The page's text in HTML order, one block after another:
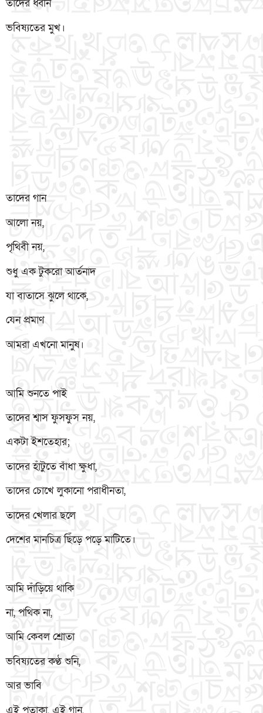
তাদের ধ্বনি
ভবিষ্যতের মুখ।
তাদের গান
আলো নয়,
পৃথিবী নয়,
শুধু এক টুকরো আর্তনাদ
যা বাতাসে ঝুলে থাকে,
যেন প্রমাণ
আমরা এখনো মানুষ।
আমি শুনতে পাই
তাদের শ্বাস ফুসফুস নয়,
একটা ইশতেহার;
তাদের হাঁটুতে বাঁধা ক্ষুধা,
তাদের চোখে লুকানো পরাধীনতা,
তাদের খেলার ছলে
দেশের মানচিত্র ছিঁড়ে পড়ে মাটিতে।
আমি দাঁড়িয়ে থাকি
না, পথিক না,
আমি কেবল শ্রোতা
ভবিষ্যতের কণ্ঠ শুনি,
আর ভাবি
এই পতাকা, এই গান,